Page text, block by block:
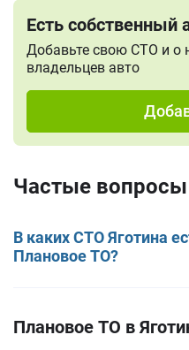
Есть собственный
Добавьте свою СТО и о
владельцев авто
Частые вопросы
В каких СТО Яготина
Плановое ТО?
Плановое ТО в